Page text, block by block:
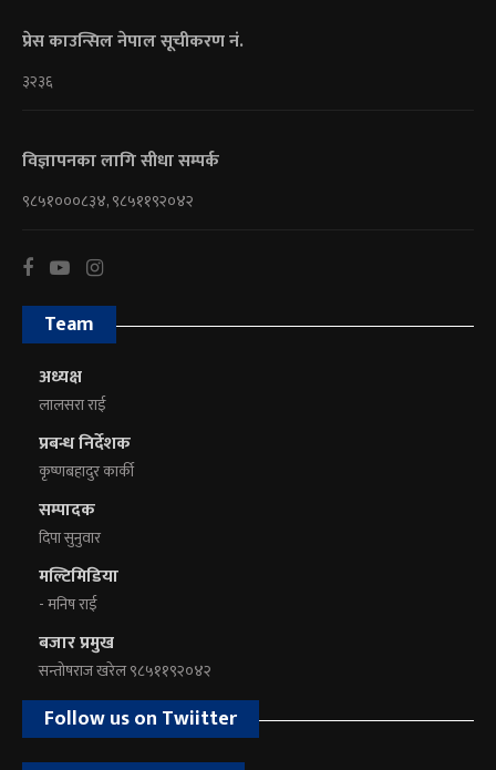
प्रेस काउन्सिल नेपाल सूचीकरण नं.
३२३६
विज्ञापनका लागि सीधा सम्पर्क
९८५१०००८३४, ९८५११९२०४२
Team
अध्यक्ष
लालसरा राई
प्रबन्ध निर्देशक
कृष्णबहादुर कार्की
सम्पादक
दिपा सुनुवार
मल्टिमिडिया
- मनिष राई
बजार प्रमुख
सन्तोषराज खरेल ९८५११९२०४२
Follow us on Twiitter